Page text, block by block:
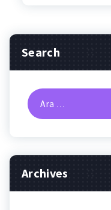
Search
Arama:
Archives